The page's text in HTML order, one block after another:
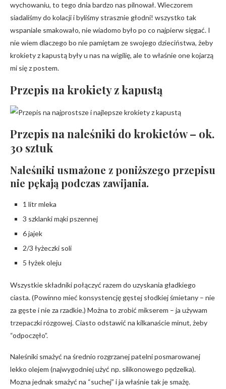
wychowaniu, to tego dnia bardzo nas pilnował. Wieczorem
siadaliśmy do kolacji i byliśmy strasznie głodni! wszystko tak
wspaniale smakowało, nie wiadomo było po co najpierw sięgać. I
nie wiem dlaczego bo nie pamiętam ze swojego dzieciństwa, żeby
krokiety z kapustą były u nas na wigilię, ale to właśnie one kojarzą
mi się z postem.
Przepis na krokiety z kapustą
Przepis na naleśniki do krokietów – ok.
30 sztuk
Naleśniki usmażone z poniższego przepisu
nie pękają podczas zawijania.
1 litr mleka
3 szklanki mąki pszennej
6 jajek
2/3 łyżeczki soli
5 łyżek oleju
Wszystkie składniki połączyć razem do uzyskania gładkiego
ciasta. (Powinno mieć konsystencję gęstej słodkiej śmietany – nie
za gęste i nie za rzadkie.) Można to zrobić mikserem – ja używam
trzepaczki rózgowej. Ciasto odstawić na kilkanaście minut, żeby
“odpoczęło”.
Naleśniki smażyć na średnio rozgrzanej patelni posmarowanej
lekko olejem (najwygodniej użyć np. silikonowego pędzelka).
Mozna jednak smażyć na “suchej” i ja właśnie tak je smażę.